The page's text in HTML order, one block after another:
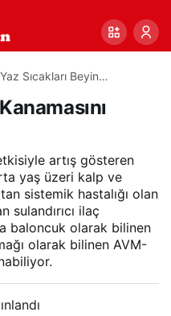
Yaz Sıcakları Beyin
artış gösteren
yaş üzeri kalp ve
sistemik hastalığı olan
sulandırıcı ilaç
baloncuk olarak bilinen
olarak bilinen AVM-
Paylaş